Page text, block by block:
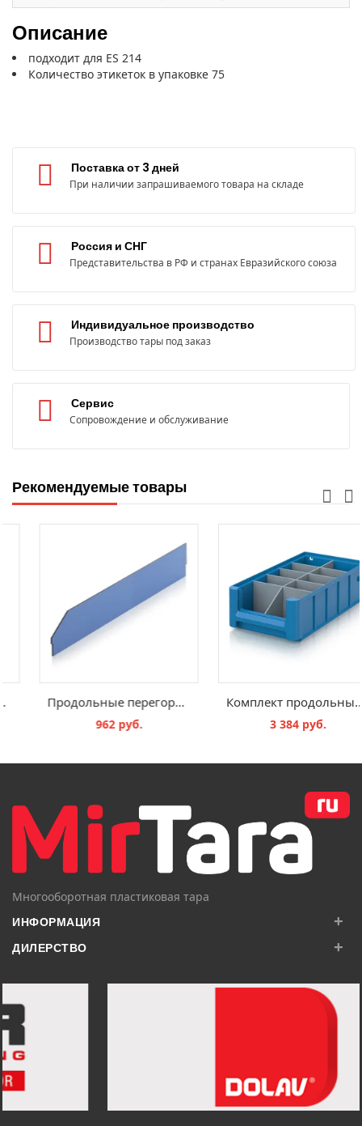
Описание
подходит для ES 214
Количество этикеток в упаковке 75
Поставка от 3 дней
При наличии запрашиваемого товара на складе
Россия и СНГ
Представительства в РФ и странах Евразийского союза
Индивидуальное производство
Производство тары под заказ
Сервис
Сопровождение и обслуживание
Рекомендуемые товары
Пылезащитная крышка RK, SD 4234 Продольные перегородки RK, LT 609
Многооборотная пластиковая тара
ИНФОРМАЦИЯ +
ДИЛЕРСТВО +